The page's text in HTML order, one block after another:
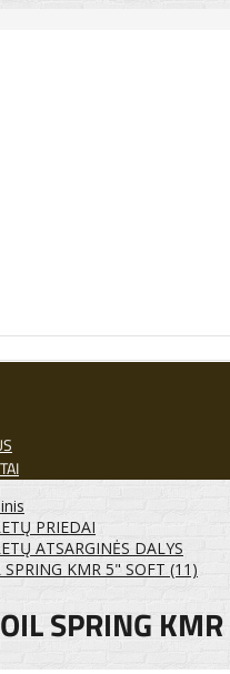
PRIEDAI
ATSARGINĖS DALYS
SPRING KMR 5" SOFT (11)
SPRING